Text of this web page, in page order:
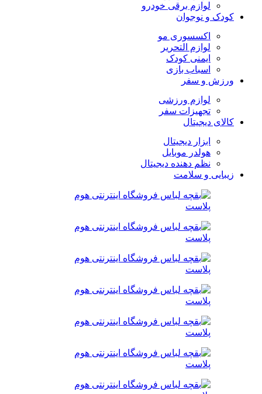
لوازم برقی خودرو
کودک و نوجوان
اکسسوری مو
لوازم التحریر
ایمنی کودک
اسباب بازی
ورزش و سفر
لوازم ورزشی
تجهیزات سفر
کالای دیجیتال
ابزار دیجیتال
هولدر موبایل
نظم دهنده دیجیتال
زیبایی و سلامت